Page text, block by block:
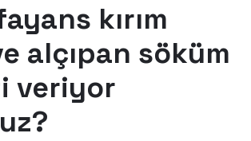
kırım
alçıpan söküm
veriyor